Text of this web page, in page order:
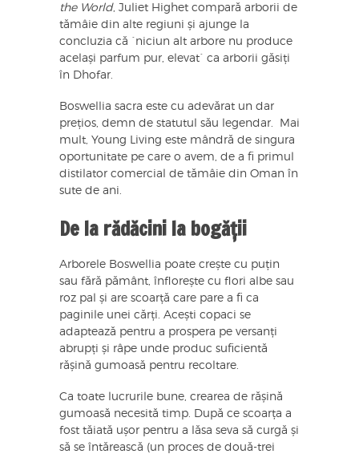
the World, Juliet Highet compară arborii de
tămâie din alte regiuni și ajunge la
concluzia că `niciun alt arbore nu produce
același parfum pur, elevat` ca arborii găsiți
în Dhofar.
Boswellia sacra este cu adevărat un dar
prețios, demn de statutul său legendar. Mai
mult, Young Living este mândră de singura
oportunitate pe care o avem, de a fi primul
distilator comercial de tămâie din Oman în
sute de ani.
De la rădăcini la bogății
Arborele Boswellia poate crește cu puțin
sau fără pământ, înflorește cu flori albe sau
roz pal și are scoarță care pare a fi ca
paginile unei cărți. Acești copaci se
adaptează pentru a prospera pe versanți
abrupți și râpe unde produc suficientă
rășină gumoasă pentru recoltare.
Ca toate lucrurile bune, crearea de rășină
gumoasă necesită timp. După ce scoarța a
fost tăiată ușor pentru a lăsa seva să curgă și
să se întărească (un proces de două-trei